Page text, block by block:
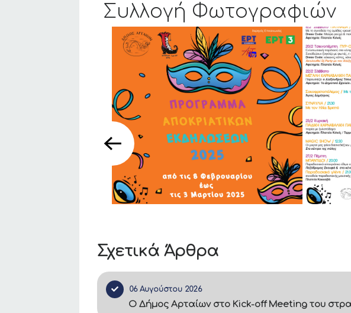
Σχετικά Άρθρα
06 Αυγούστου 2026
Ο Δήμος Αρταίων στο Kick-off Meeting του
Συλλογή Φωτογραφιών